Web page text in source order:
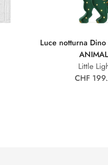
Luce notturna Dino
Little
CHF